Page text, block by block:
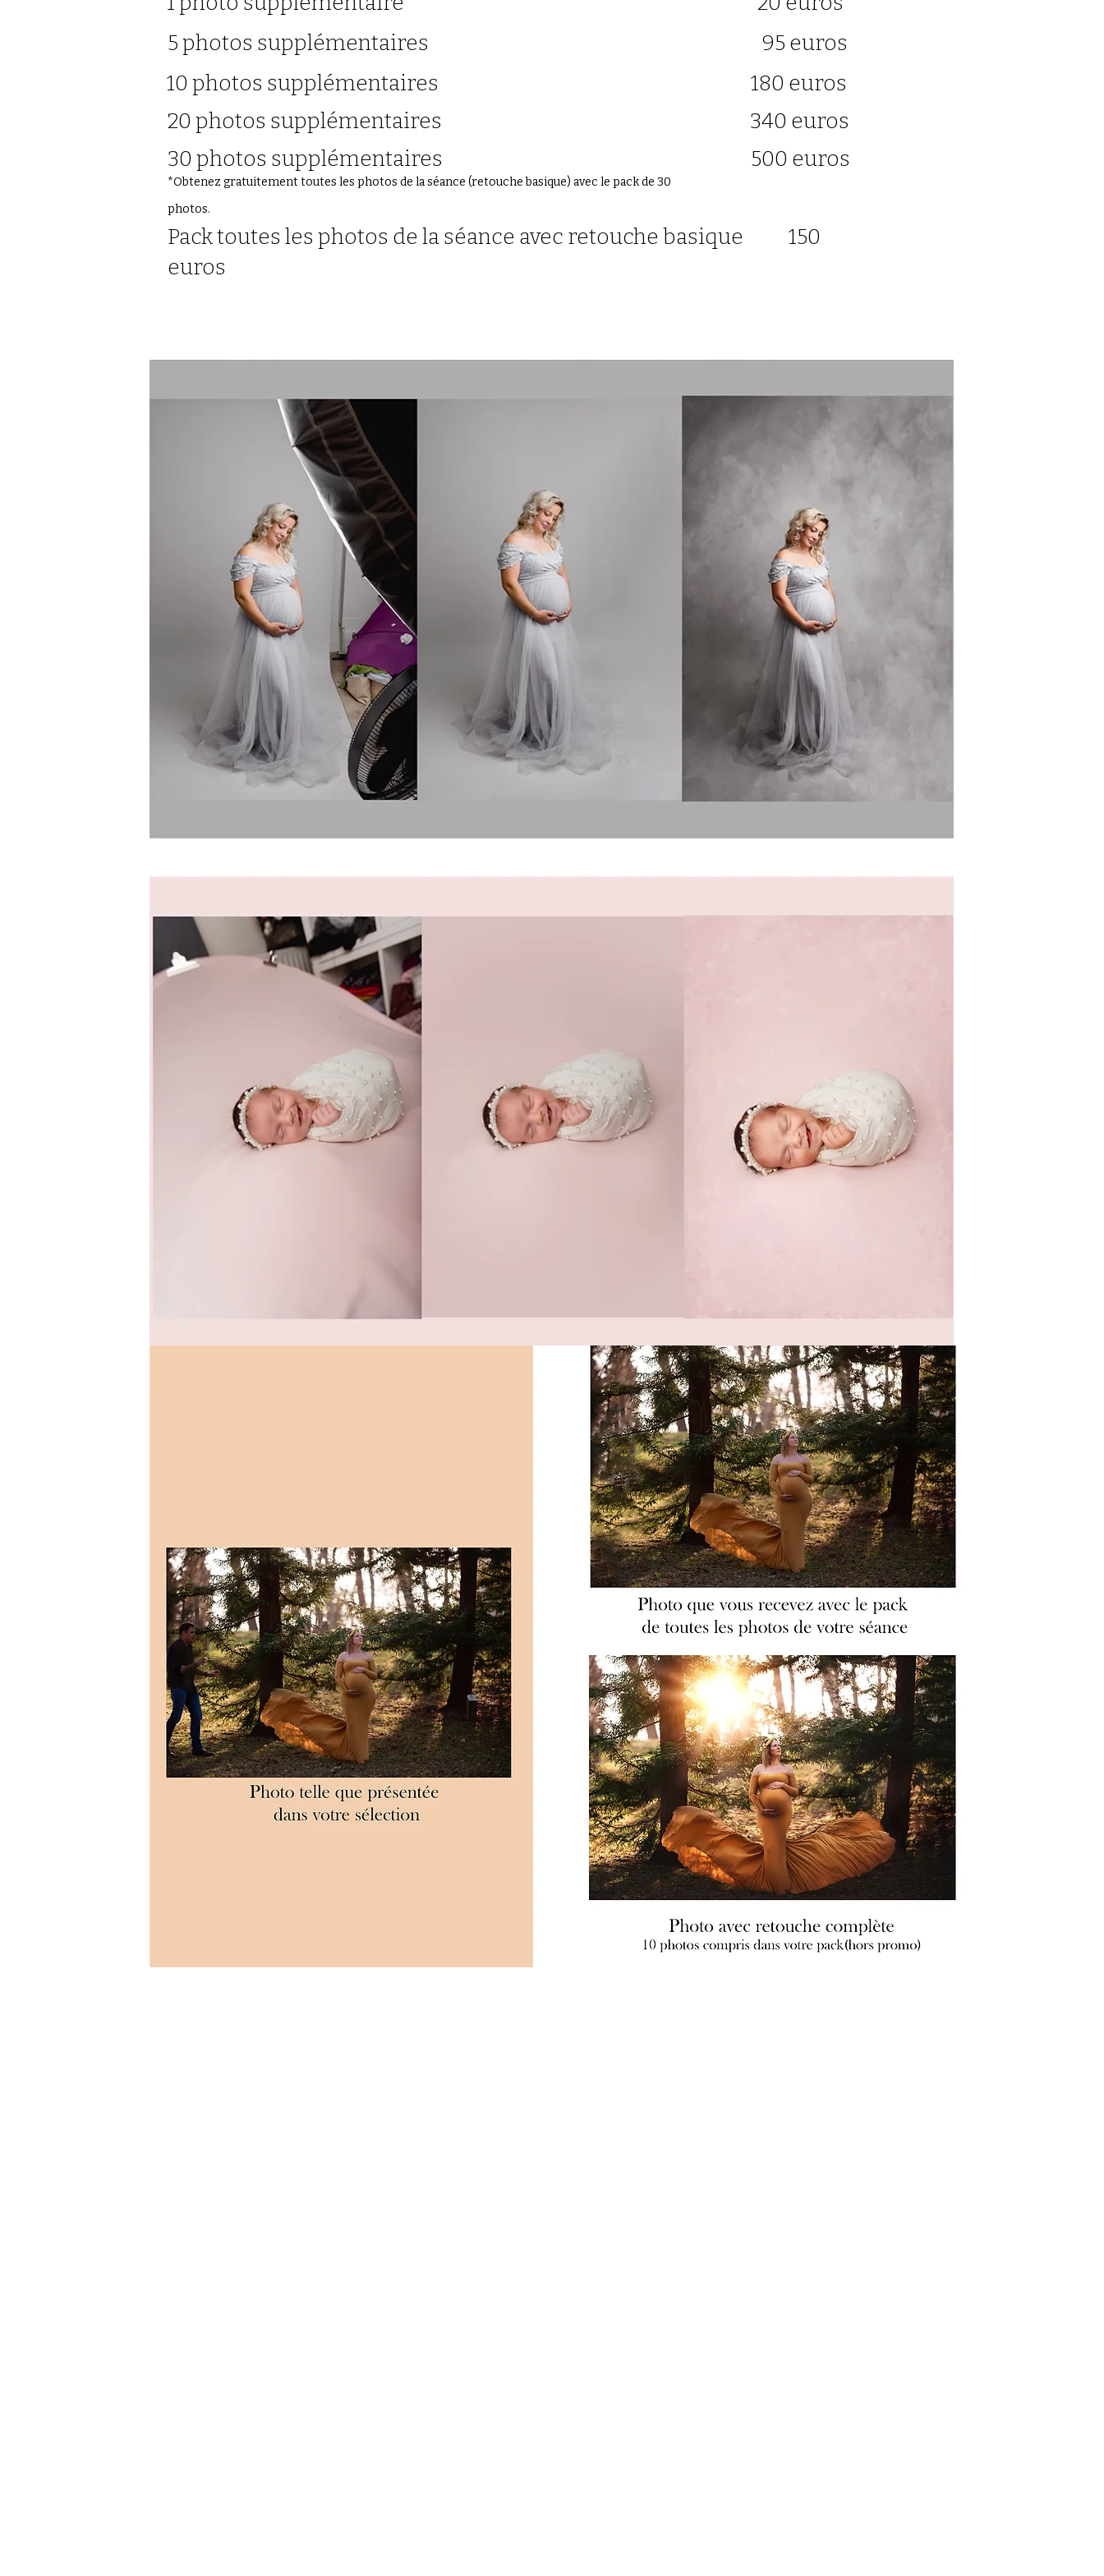
5 photos supplémentaires 95 euros
10 photos supplémentaires 180 euros
20 photos supplémentaires 340 euros
30 photos supplémentaires 500 euros
*Obtenez gratuitement toutes les photos de la séance (retouche basique) avec le pack de 30
photos.
Pack toutes les photos de la séance avec retouche basique 150
euros